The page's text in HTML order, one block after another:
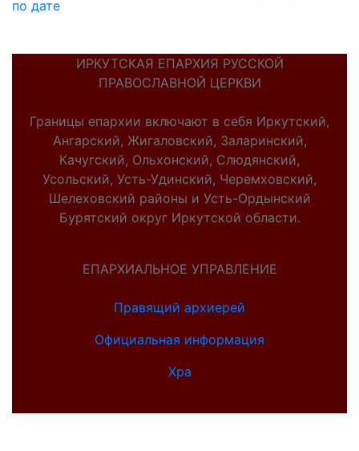
по дате
ИРКУТСКАЯ ЕПАРХИЯ РУССКОЙ
ПРАВОСЛАВНОЙ ЦЕРКВИ
Границы епархии включают в себя Иркутский,
Ангарский, Жигаловский, Заларинский,
Качугский, Ольхонский, Слюдянский,
Усольский, Усть-Удинский, Черемховский,
Шелеховский районы и Усть-Ордынский
Бурятский округ Иркутской области.
ЕПАРХИАЛЬНОЕ УПРАВЛЕНИЕ
Правящий архиерей
Официальная информация
Хра